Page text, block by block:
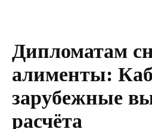
Дипломатам
алименты:
зарубежные
расчёта